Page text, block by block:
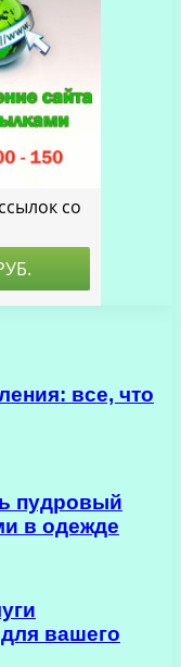
все, что
пудровый
в одежде
вашего